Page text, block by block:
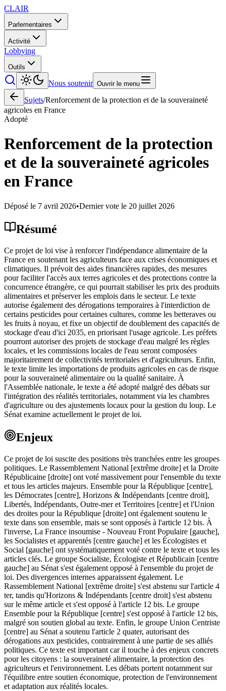
CLAIR
Parlementaires
Activité
Lobbying
Outils
Nous soutenir Ouvrir le menu
Sujets/Renforcement de la protection et de la souveraineté
agricoles en France
Adopté
Renforcement de la protection
et de la souveraineté agricoles
en France
Déposé le 7 avril 2026•Dernier vote le 20 juillet 2026
Résumé
Ce projet de loi vise à renforcer l'indépendance alimentaire de la
France en soutenant les agriculteurs face aux crises économiques et
climatiques. Il prévoit des aides financières rapides, des mesures
pour faciliter l'accès aux terres agricoles et des protections contre la
concurrence étrangère, ce qui pourrait stabiliser les prix des produits
alimentaires et préserver les emplois dans le secteur. Le texte
autorise également des dérogations temporaires à l'interdiction de
certains pesticides pour certaines cultures, comme les betteraves ou
les fruits à noyau, et fixe un objectif de doublement des capacités de
stockage d'eau d'ici 2035, en priorisant l'usage agricole. Les préfets
pourront autoriser des projets de stockage d'eau malgré les règles
locales, et les commissions locales de l'eau seront composées
majoritairement de collectivités territoriales et d'agriculteurs. Enfin,
le texte limite les importations de produits agricoles en cas de risque
pour la souveraineté alimentaire ou la qualité sanitaire. À
l'Assemblée nationale, le texte a été adopté malgré des débats sur
l'intégration des réalités territoriales, notamment via les chambres
d'agriculture ou des ajustements locaux pour la gestion du loup. Le
Sénat examine actuellement le projet de loi.
Enjeux
Ce projet de loi suscite des positions très tranchées entre les groupes
politiques. Le Rassemblement National [extrême droite] et la Droite
Républicaine [droite] ont voté massivement pour l'ensemble du texte
et tous les articles majeurs. Ensemble pour la République [centre],
les Démocrates [centre], Horizons & Indépendants [centre droit],
Libertés, Indépendants, Outre-mer et Territoires [centre] et l'Union
des droites pour la République [droite] ont également soutenu le
texte dans son ensemble, mais se sont opposés à l'article 12 bis. À
l'inverse, La France insoumise - Nouveau Front Populaire [gauche],
les Socialistes et apparentés [centre gauche] et les Écologistes et
Social [gauche] ont systématiquement voté contre le texte et tous les
articles clés. Le groupe Socialiste, Écologiste et Républicain [centre
gauche] au Sénat s'est également opposé à l'ensemble du projet de
loi. Des divergences internes apparaissent également. Le
Rassemblement National [extrême droite] s'est abstenu sur l'article 4
ter, tandis qu'Horizons & Indépendants [centre droit] s'est abstenu
sur le même article et s'est opposé à l'article 12 bis. Le groupe
Ensemble pour la République [centre] s'est opposé à l'article 12 bis,
malgré son soutien global au texte. Enfin, le groupe Union Centriste
[centre] au Sénat a soutenu l'article 2 quater, autorisant des
dérogations aux pesticides, contrairement à une partie de ses alliés
politiques. Ce texte est important car il touche à des enjeux concrets
pour les citoyens : la souveraineté alimentaire, la protection des
agriculteurs et l'environnement. Les débats portent notamment sur
l'équilibre entre soutien économique, protection de l'environnement
et adaptation aux réalités locales.